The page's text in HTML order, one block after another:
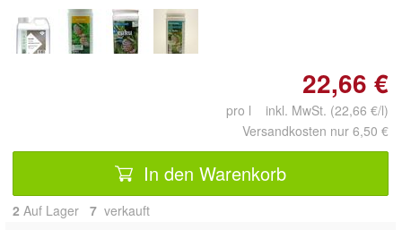
22,66 €
pro l inkl. MwSt. (22,66 €/l)
Versandkosten nur 6,50 €
In den Warenkorb
2 Auf Lager 7 verkauft